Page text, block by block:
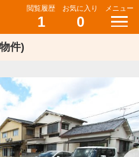
閲覧履歴
1
お気に入り
0
メニュー
件)